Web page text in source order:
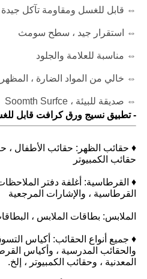
⇔ قابل للغسل ومقاومة تآكل جيدة
⇔ استقرار جيد ، سطح سومث
⇔ مناسبة للعلامة والجلود
⇔ خالي من المواد الضارة ،
⇔ صديقة للبيئة ، Soomth Surfce
- تطبيق نسيج ورق كرافت قابل
♦ حقائب الظهر: حقائب الأطفال ،
حقائب الكمبيوتر
♦ القرطاسية: أغلفة دفتر
القرطاسية ، والإشارات المرجعية
الملابس: بطاقات الملابس ،
♦ جميع أنواع الحقائب: أكياس
والحقائب المدرسية ، وأكياس
المعدنية ، وحقائب الكمبيوتر ، إلخ.